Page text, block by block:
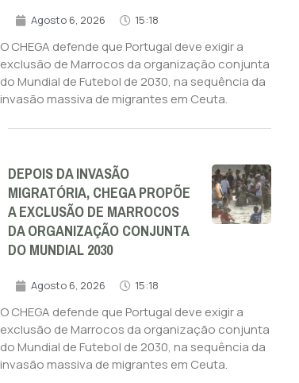
Agosto 6, 2026 15:18
O CHEGA defende que Portugal deve exigir a
exclusão de Marrocos da organização conjunta
do Mundial de Futebol de 2030, na sequência da
invasão massiva de migrantes em Ceuta.
DEPOIS DA INVASÃO
MIGRATÓRIA, CHEGA PROPÕE
A EXCLUSÃO DE MARROCOS
DA ORGANIZAÇÃO CONJUNTA
DO MUNDIAL 2030
Agosto 6, 2026 15:18
O CHEGA defende que Portugal deve exigir a
exclusão de Marrocos da organização conjunta
do Mundial de Futebol de 2030, na sequência da
invasão massiva de migrantes em Ceuta.